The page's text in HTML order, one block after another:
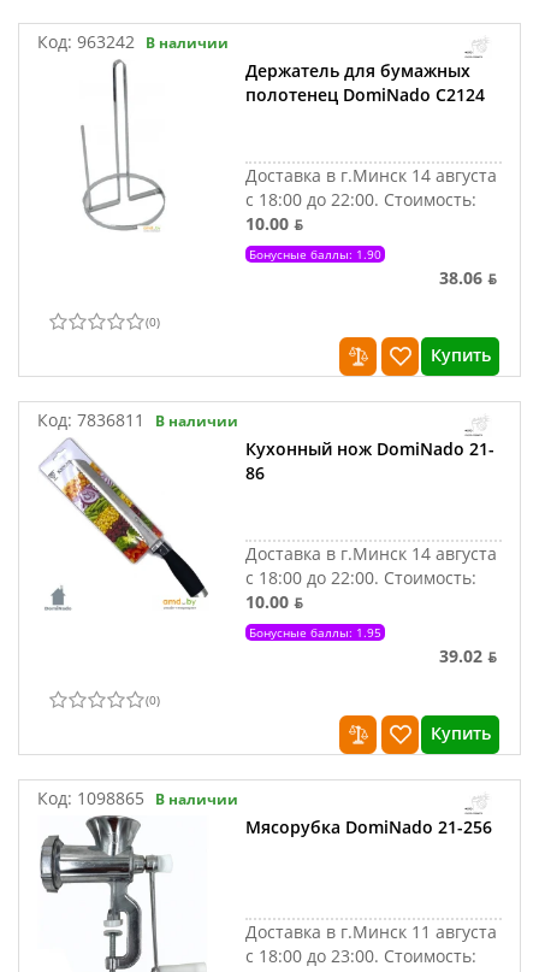
Код: 963242 В наличии
Держатель для бумажных
полотенец DomiNado C2124
Доставка в г.Минск 14 августа
с 18:00 до 22:00. Стоимость:
10.00 ƃ
Бонусные баллы: 1.90
38.06 ƃ
(0)
Купить
Код: 7836811 В наличии
Кухонный нож DomiNado 21-
86
Доставка в г.Минск 14 августа
с 18:00 до 22:00. Стоимость:
10.00 ƃ
Бонусные баллы: 1.95
39.02 ƃ
(0)
Купить
Код: 1098865 В наличии
Мясорубка DomiNado 21-256
Доставка в г.Минск 11 августа
с 18:00 до 23:00. Стоимость: